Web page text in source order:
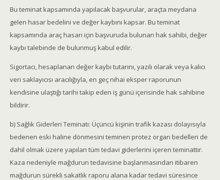
Bu teminat kapsamında yapılacak başvurular, araçta meydana
gelen hasar bedelini ve değer kaybını kapsar. Bu teminat
kapsamında araç hasarı için başvuruda bulunan hak sahibi, değer
kaybı talebinde de bulunmuş kabul edilir.
Sigortacı, hesaplanan değer kaybı tutarını, yazılı olarak veya kalıcı
veri saklayıcısı aracılığıyla, en geç nihai eksper raporunun
kendisine ulaştığı tarihi takip eden iş günü içerisinde hak sahibine
bildirir.
b) Sağlık Giderleri Teminatı: Üçüncü kişinin trafik kazası dolayısıyla
bedenen eski haline dönmesini teminen protez organ bedelleri de
dahil olmak üzere yapılan tüm tedavi giderlerini içeren teminattır.
Kaza nedeniyle mağdurun tedavisine başlanmasından itibaren
mağdurun sürekli sakatlık raporu alana kadar tedavi süresince